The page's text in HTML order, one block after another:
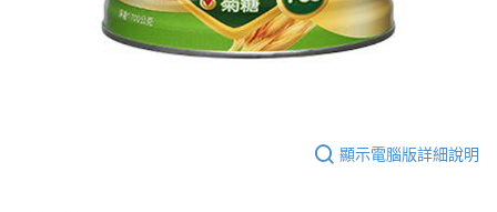
２．關於個人資料處理事宜，請瀏覽以下網址：
https://aftee.tw/terms/#terms3
３．未成年的使用者請事先徵得法定代理人或監護人之同意方可使用
每筆NT$150，滿NT$890(含以上)免運費
顯示電腦版詳細說明